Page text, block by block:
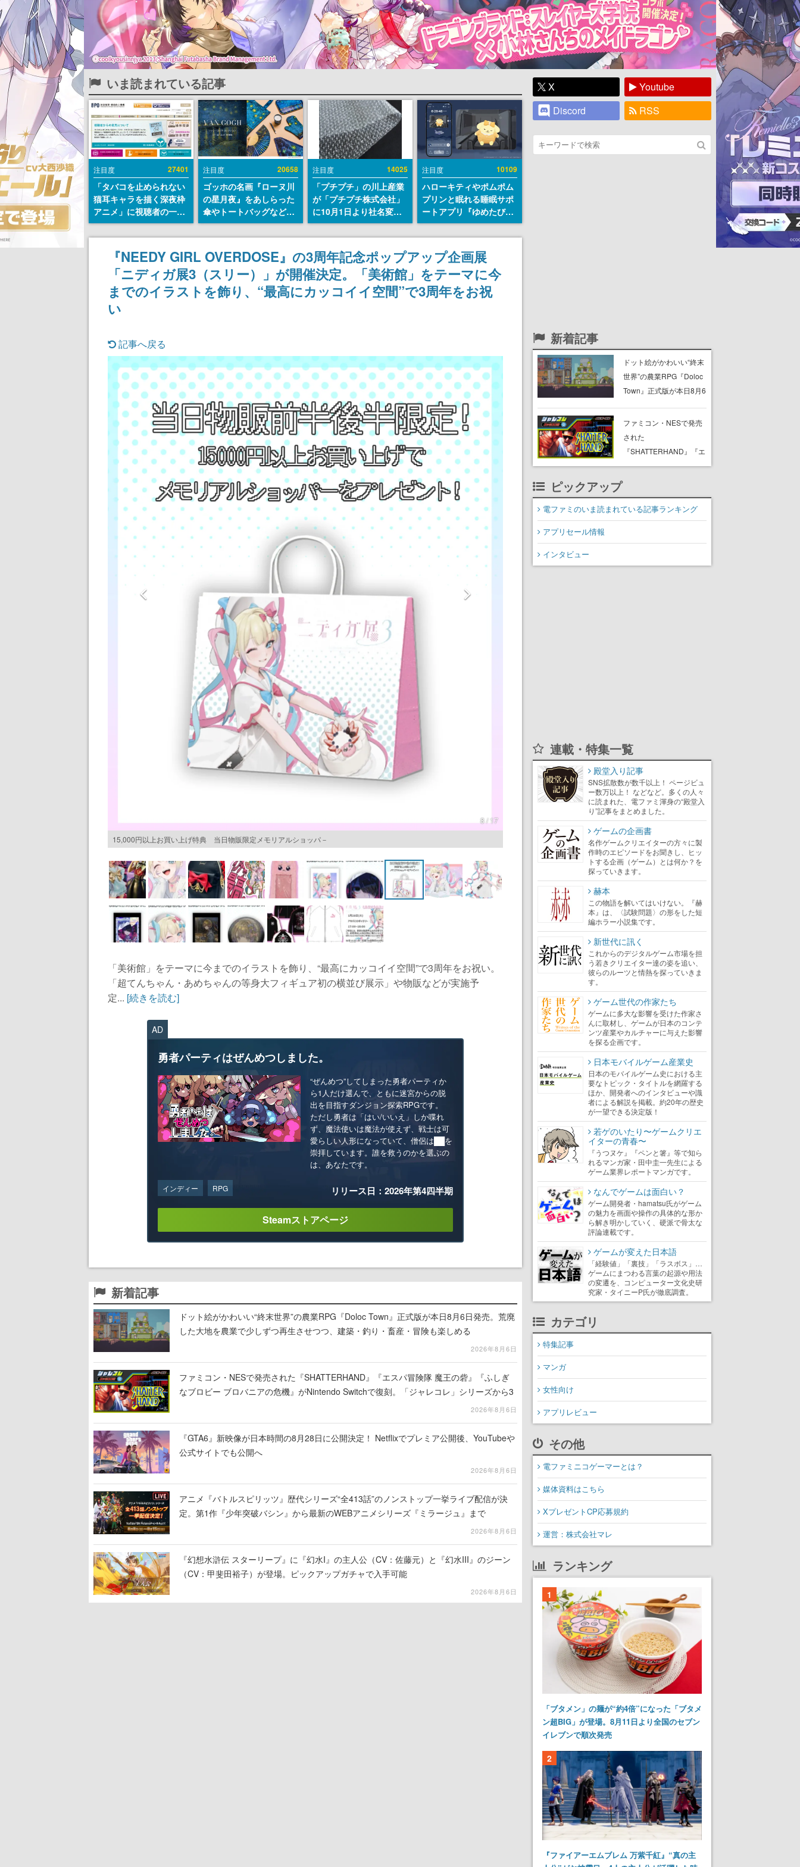
いま読まれている記事
注目度 27401
「タバコを止められない
猫耳キャラを描く深夜枠
アニメ」に視聴者の一部
から批判意見。違法薬物
の使用と思しき描写も含
めて、BPOが議論を交わ
注目度 20658
ゴッホの名画『ローヌ川
の星月夜』をあしらった
傘やトートバッグなどが
登場。8月7日21時より2
日間限定で予約販売
注目度 14025
「プチプチ」の川上産業
が「プチプチ株式会社」
に10月1日より社名変更
へ。創業58年で初めての
変更で、“プチッ”と鳴る
おなじみの緩衝材が会社
の名前に
注目度 10109
ハローキティやポムポム
プリンと眠れる睡眠サポ
ートアプリ『ゆめたび』
が配信中。キャラごとの
ASMRや目覚ましアラー
ムも搭載
『NEEDY GIRL OVERDOSE』の3周年記念ポップアップ企画展
「ニディガ展3（スリー）」が開催決定。「美術館」をテーマに今
までのイラストを飾り、“最高にカッコイイ空間”で3周年をお祝
い
記事へ戻る
8 / 17
15,000円以上お買い上げ特典 当日物販限定メモリアルショッパ－
「美術館」をテーマに今までのイラストを飾り、“最高にカッコイイ空間”で3周年をお祝い。
「超てんちゃん・あめちゃんの等身大フィギュア初の横並び展示」や物販などが実施予
定... [続きを読む]
AD
勇者パーティはぜんめつしました。
“ぜんめつ”してしまった勇者パーティか
ら1人だけ選んで、ともに迷宮からの脱
出を目指すダンジョン探索RPGです。
ただし勇者は「はい/いいえ」しか喋れ
ず、魔法使いは魔法が使えず、戦士は可
愛らしい人形になっていて、僧侶は██を
崇拝しています。誰を救うのかを選ぶの
は、あなたです。
インディー RPG リリース日：2026年第4四半期
Steamストアページ
新着記事
ドット絵がかわいい“終末世界”の農業RPG『Doloc Town』正式版が本日8月6日発売。荒廃
した大地を農業で少しずつ再生させつつ、建築・釣り・畜産・冒険も楽しめる
2026年8月6日
ファミコン・NESで発売された『SHATTERHAND』『エスパ冒険隊 魔王の砦』『ふしぎ
なブロビー ブロバニアの危機』がNintendo Switchで復刻。「ジャレコレ」シリーズから3
2026年8月6日
『GTA6』新映像が日本時間の8月28日に公開決定！ Netflixでプレミア公開後、YouTubeや
公式サイトでも公開へ
2026年8月6日
アニメ『バトルスピリッツ』歴代シリーズ“全413話”のノンストップ一挙ライブ配信が決
定。第1作『少年突破バシン』から最新のWEBアニメシリーズ『ミラージュ』まで
2026年8月6日
『幻想水滸伝 スターリープ』に『幻水I』の主人公（CV：佐藤元）と『幻水III』のジーン
（CV：甲斐田裕子）が登場。ピックアップガチャで入手可能
2026年8月6日
X
Youtube
Discord
RSS
新着記事
ドット絵がかわいい“終末
世界”の農業RPG『Doloc
Town』正式版が本日8月6
農業で少しずつ再生させ
つつ、建築・釣り・畜
産・冒険も楽しめる
ファミコン・NESで発売
された
『SHATTERHAND』『エ
スパ冒険隊 魔王の砦』
Nintendo Switchで復刻。
「ジャレコレ」シリーズ
ピックアップ
電ファミのいま読まれている記事ランキング
アプリセール情報
インタビュー
連載・特集一覧
殿堂入り記事
SNS拡散数が数千以上！ ページビュ
ー数万以上！ などなど。多くの人々
に読まれた、電ファミ渾身の“殿堂入
り”記事をまとめました。
ゲームの企画書
名作ゲームクリエイターの方々に製
作時のエピソードをお聞きし、ヒッ
トする企画（ゲーム）とは何か？を
探っていきます。
赫本
この物語を解いてはいけない。『赫
本』は、〈試験問題〉の形をした短
編ホラー小説集です。
新世代に訊く
これからのデジタルゲーム市場を担
う若きクリエイター達の姿を追い、
彼らのルーツと情熱を探っていきま
す。
ゲーム世代の作家たち
ゲームに多大な影響を受けた作家さ
んに取材し、ゲームが日本のコンテ
ンツ産業やカルチャーに与えた影響
を探る企画です。
日本モバイルゲーム産業史
日本のモバイルゲーム史における主
要なトピック・タイトルを網羅する
ほか、開発者へのインタビューや識
者による解説を掲載。約20年の歴史
が一望できる決定版！
若ゲのいたり〜ゲームクリエ
イターの青春〜
『うつヌケ』『ペンと箸』等で知ら
れるマンガ家・田中圭一先生による
ゲーム業界レポートマンガです。
なんでゲームは面白い？
ゲーム開発者・hamatsu氏がゲーム
の魅力を画面や操作の具体的な形か
ら解き明かしていく、硬派で骨太な
評論連載です。
ゲームが変えた日本語
「経験値」「裏技」「ラスボス」…
ゲームにまつわる言葉の起源や用法
の変遷を、コンピューター文化史研
究家・タイニーP氏が徹底調査。
カテゴリ
特集記事
マンガ
女性向け
アプリレビュー
その他
電ファミニコゲーマーとは？
媒体資料はこちら
XプレゼントCP応募規約
運営：株式会社マレ
ランキング
1
「ブタメン」の麺が“約4倍”になった「ブタメ
ン超BIG」が登場。8月11日より全国のセブン
イレブンで順次発売
2
『ファイアーエムブレム 万紫千紅』“真の主